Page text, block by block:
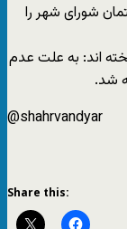
شورای شهر را
اند: به علت عدم
شد.
@shahrvandyar
Share this: